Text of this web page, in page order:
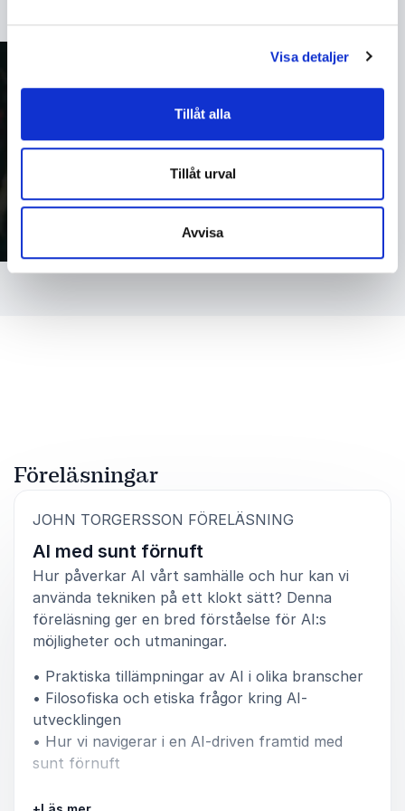
Visa detaljer
Tillåt alla
Tillåt urval
Avvisa
Föreläsningar
JOHN TORGERSSON FÖRELÄSNING
AI med sunt förnuft
Hur påverkar AI vårt samhälle och hur kan vi
använda tekniken på ett klokt sätt? Denna
föreläsning ger en bred förståelse för AI:s
möjligheter och utmaningar.
• Praktiska tillämpningar av AI i olika branscher
• Filosofiska och etiska frågor kring AI-
utvecklingen
• Hur vi navigerar i en AI-driven framtid med
sunt förnuft